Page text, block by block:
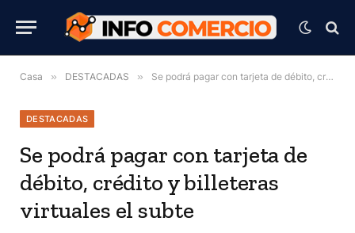
Casa » DESTACADAS » Se podrá pagar con tarjeta de débito, crédito y billeteras virtuales el subte
DESTACADAS
Se podrá pagar con tarjeta de
débito, crédito y billeteras
virtuales el subte